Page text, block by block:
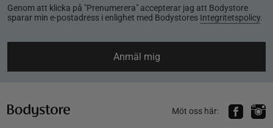
Genom att klicka på "Prenumerera" accepterar jag att Bodystore
sparar min e-postadress i enlighet med Bodystores Integritetspolicy.
Anmäl mig
Möt oss här: